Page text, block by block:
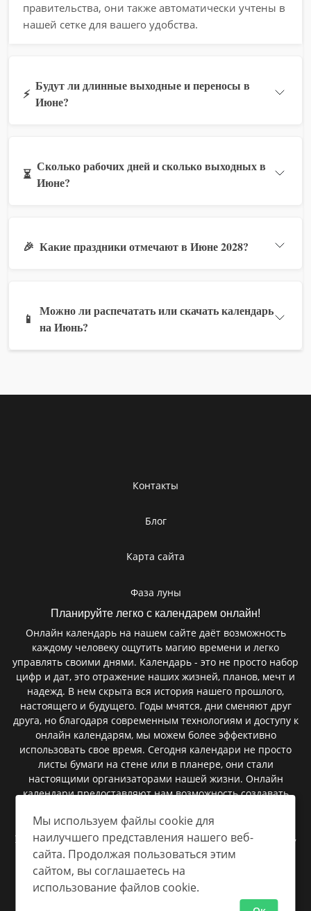
правительства, они также автоматически учтены в
нашей сетке для вашего удобства.
⚡
Будут ли длинные выходные и переносы в
Июне?
⏳
Сколько рабочих дней и сколько выходных в
Июне?
🎉 Какие праздники отмечают в Июне 2028?
📱
Можно ли распечатать или скачать календарь
на Июнь?
Контакты
Блог
Карта сайта
Фаза луны
Планируйте легко с календарем онлайн!
Онлайн календарь на нашем сайте даёт возможность
каждому человеку ощутить магию времени и легко
управлять своими днями. Календарь - это не просто набор
цифр и дат, это отражение наших жизней, планов, мечт и
надежд. В нем скрыта вся история нашего прошлого,
настоящего и будущего. Годы мчятся, дни сменяют друг
друга, но благодаря современным технологиям и доступу к
онлайн календарям, мы можем более эффективно
использовать свое время. Сегодня календари не просто
листы бумаги на стене или в планере, они стали
настоящими организаторами нашей жизни. Онлайн
календари предоставляют нам возможность создавать
напоминания и следить за важными событиями. В них
умещаются сроки сдачи проектов, дни рождения близких,
важные праздники, и даже небольшие заметки, которые
помогают нам быть более организованными.
Мы используем файлы cookie для
наилучшего представления нашего веб-
сайта. Продолжая пользоваться этим
сайтом, вы соглашаетесь на
использование файлов cookie.